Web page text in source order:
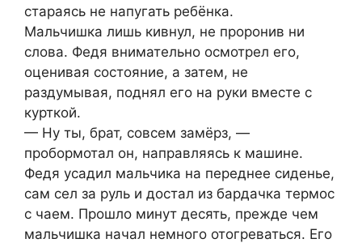
стараясь не напугать ребёнка.
Мальчишка лишь кивнул, не проронив ни
слова. Федя внимательно осмотрел его,
оценивая состояние, а затем, не
раздумывая, поднял его на руки вместе с
курткой.
— Ну ты, брат, совсем замёрз, —
пробормотал он, направляясь к машине.
Федя усадил мальчика на переднее сиденье,
сам сел за руль и достал из бардачка термос
с чаем. Прошло минут десять, прежде чем
мальчишка начал немного отогреваться. Его